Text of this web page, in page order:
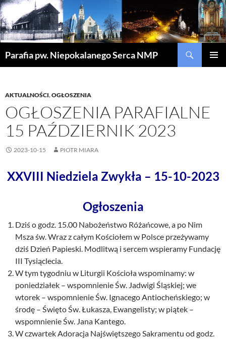
Parafia pw. Niepokalanego Serca NMP
AKTUALNOŚCI,OGŁOSZENIA
OGŁOSZENIA PARAFIALNE
15 PAŹDZIERNIK 2023
2023-10-15 PIOTR MIARA
XXVIII Niedziela Zwykła – 15-10-2023
Ogłoszenia
Dziś o godz. 15.00 Nabożeństwo Różańcowe, a po Nim
Msza św. Wraz z całym Kościołem w Polsce przeżywamy
dziś Dzień Papieski. Modlitwą i sercem wspieramy Fundację
III Tysiąclecia.
W tym tygodniu w Liturgii Kościoła wspominamy: w
poniedziałek – wspomnienie Św. Jadwigi Śląskiej; we
wtorek – wspomnienie Św. Ignacego Antiocheńskiego; w
środę – Święto Św. Łukasza, Ewangelisty; w piątek –
wspomnienie Św. Jana Kantego.
W czwartek Adoracja Najświętszego Sakramentu od godz.